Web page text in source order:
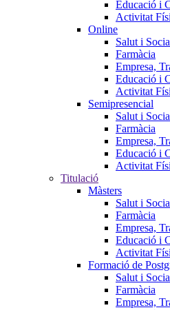
Educació i
Activitat
Online
Salut i
Farmàcia
Empresa,
Educació i
Activitat
Semipresencial
Salut i
Farmàcia
Empresa,
Educació i
Activitat
Titulació
Màsters
Salut i
Farmàcia
Empresa,
Educació i
Activitat
Formació de
Salut i
Farmàcia
Empresa,